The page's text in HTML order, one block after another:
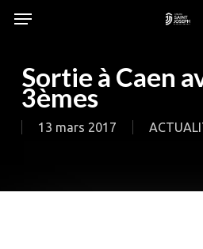
Menu
Sortie à Caen
3èmes
13 mars 2017